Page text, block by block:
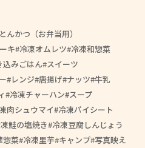
んかつ（お弁当用）
キ 冷凍オムレツ 冷凍和惣菜
込みごはん スイーツ
レンジ 唐揚げ ナッツ 牛乳
冷凍チャーハン スープ
肉シュウマイ 冷凍パイシート
鮭の塩焼き 冷凍豆腐しんじょう
惣菜 冷凍里芋 キャンプ 写真映え